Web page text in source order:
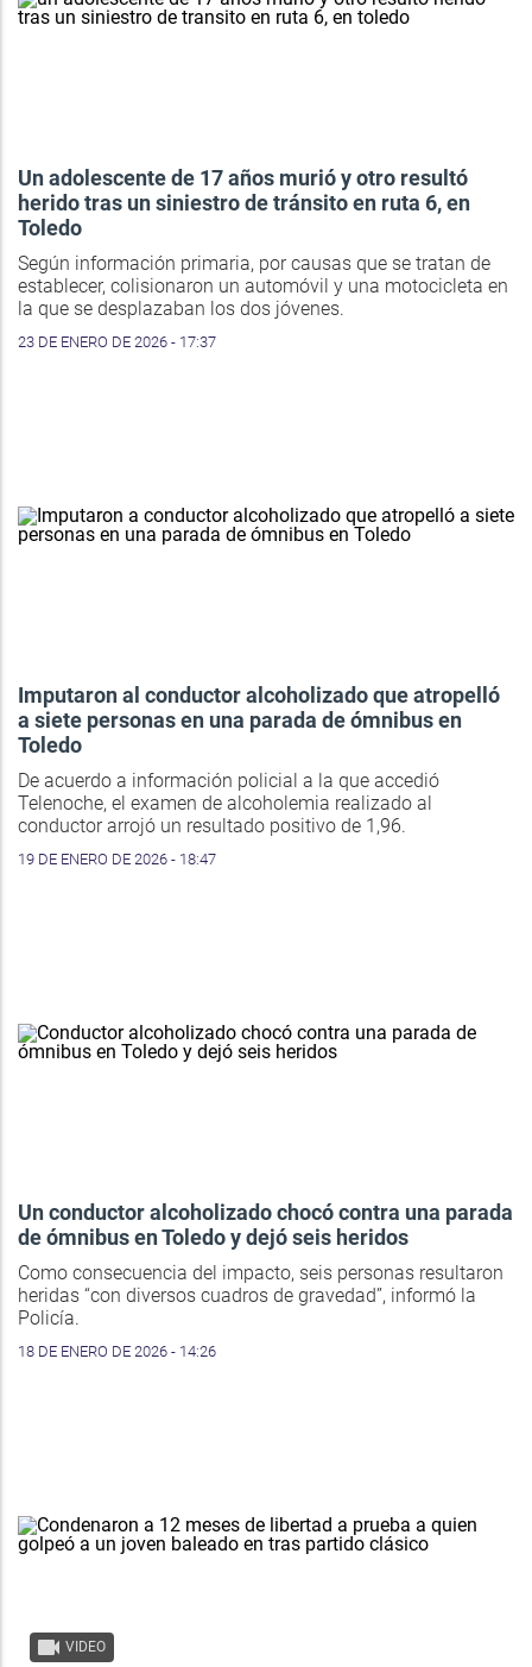
Un adolescente de 17 años murió y otro resultó
herido tras un siniestro de tránsito en ruta 6, en
Toledo
Según información primaria, por causas que se tratan de
establecer, colisionaron un automóvil y una motocicleta en
la que se desplazaban los dos jóvenes.
23 DE ENERO DE 2026 - 17:37
Imputaron al conductor alcoholizado que atropelló
a siete personas en una parada de ómnibus en
Toledo
De acuerdo a información policial a la que accedió
Telenoche, el examen de alcoholemia realizado al
conductor arrojó un resultado positivo de 1,96.
19 DE ENERO DE 2026 - 18:47
Un conductor alcoholizado chocó contra una parada
de ómnibus en Toledo y dejó seis heridos
Como consecuencia del impacto, seis personas resultaron
heridas “con diversos cuadros de gravedad”, informó la
Policía.
18 DE ENERO DE 2026 - 14:26
VIDEO